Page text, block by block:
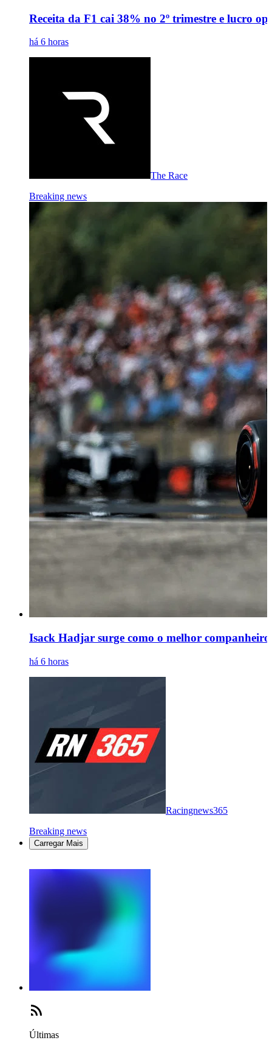
Receita da F1 cai 38% no 2º trimestre e lucro
há 6 horas
The Race
Breaking news
Isack Hadjar surge como o melhor
há 6 horas
Racingnews365
Breaking news
Carregar Mais
Últimas